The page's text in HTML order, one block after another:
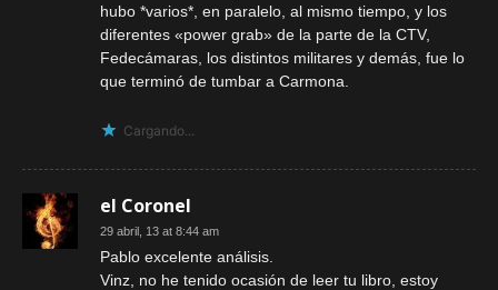
hubo *varios*, en paralelo, al mismo tiempo, y los
diferentes «power grab» de la parte de la CTV,
Fedecámaras, los distintos militares y demás, fue lo
que terminó de tumbar a Carmona.
Cargando...
el Coronel
29 abril, 13 at 8:44 am
Pablo excelente análisis.
Vinz, no he tenido ocasión de leer tu libro, estoy